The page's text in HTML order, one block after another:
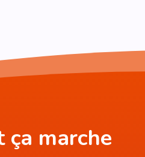
ça marche